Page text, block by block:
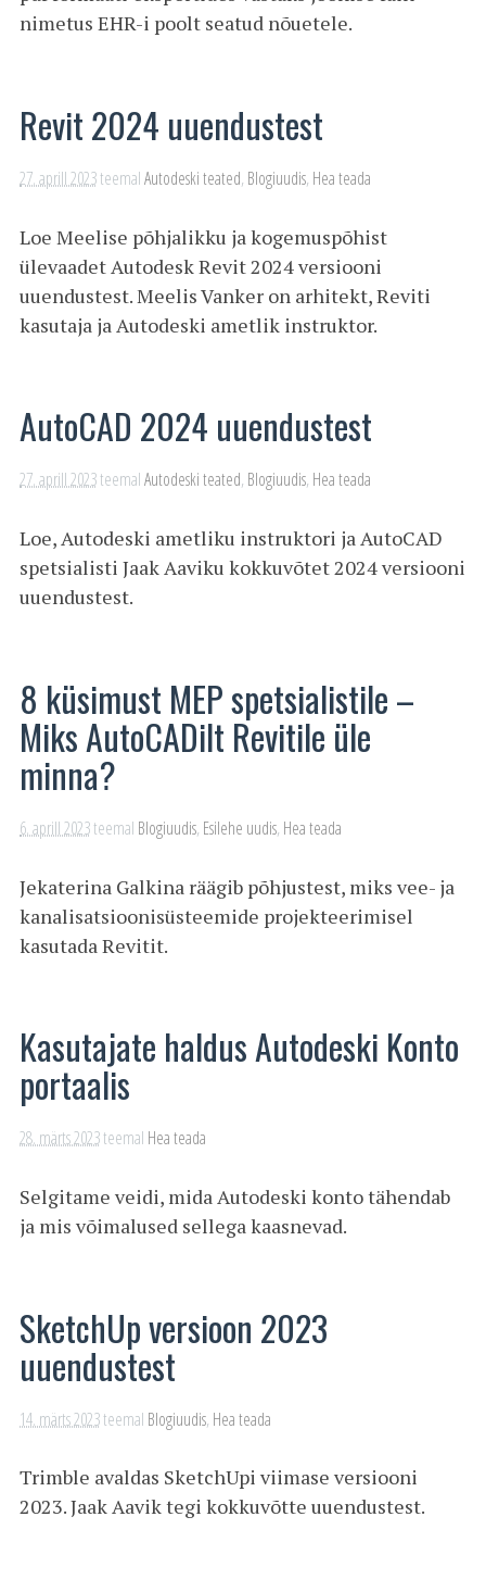
nimetus EHR-i poolt seatud nõuetele.
Revit 2024 uuendustest
27. aprill 2023teemalAutodeski teated, Blogiuudis, Hea teada
Loe Meelise põhjalikku ja kogemuspõhist
ülevaadet Autodesk Revit 2024 versiooni
uuendustest. Meelis Vanker on arhitekt, Reviti
kasutaja ja Autodeski ametlik instruktor.
AutoCAD 2024 uuendustest
27. aprill 2023teemalAutodeski teated, Blogiuudis, Hea teada
Loe, Autodeski ametliku instruktori ja AutoCAD
spetsialisti Jaak Aaviku kokkuvõtet 2024 versiooni
uuendustest.
8 küsimust MEP spetsialistile –
Miks AutoCADilt Revitile üle
minna?
6. aprill 2023teemal Blogiuudis, Esilehe uudis, Hea teada
Jekaterina Galkina räägib põhjustest, miks vee- ja
kanalisatsioonisüsteemide projekteerimisel
kasutada Revitit.
Kasutajate haldus Autodeski Konto
portaalis
28. märts 2023teemal Hea teada
Selgitame veidi, mida Autodeski konto tähendab
ja mis võimalused sellega kaasnevad.
SketchUp versioon 2023
uuendustest
14. märts 2023teemal Blogiuudis, Hea teada
Trimble avaldas SketchUpi viimase versiooni
2023. Jaak Aavik tegi kokkuvõtte uuendustest.